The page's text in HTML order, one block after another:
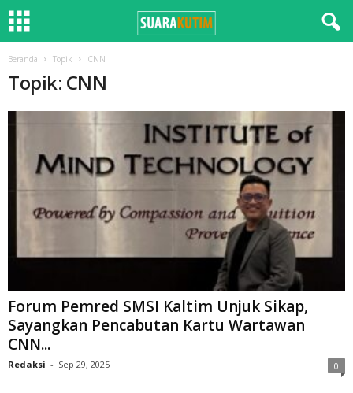
Beranda Topik CNN
Topik: CNN
Forum Pemred SMSI Kaltim Unjuk Sikap,
Sayangkan Pencabutan Kartu Wartawan
CNN...
Redaksi - Sep 29, 2025 0